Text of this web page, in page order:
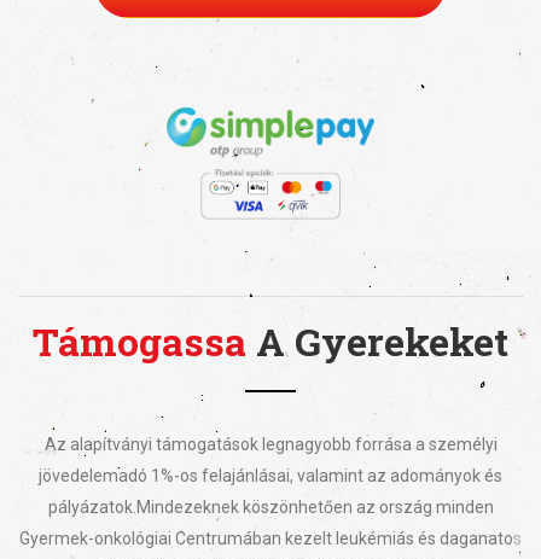
Támogassa A Gyerekeket
Az alapítványi támogatások legnagyobb forrása a személyi
jövedelemadó 1%-os felajánlásai, valamint az adományok és
pályázatok.Mindezeknek köszönhetően az ország minden
Gyermek-onkológiai Centrumában kezelt leukémiás és daganatos